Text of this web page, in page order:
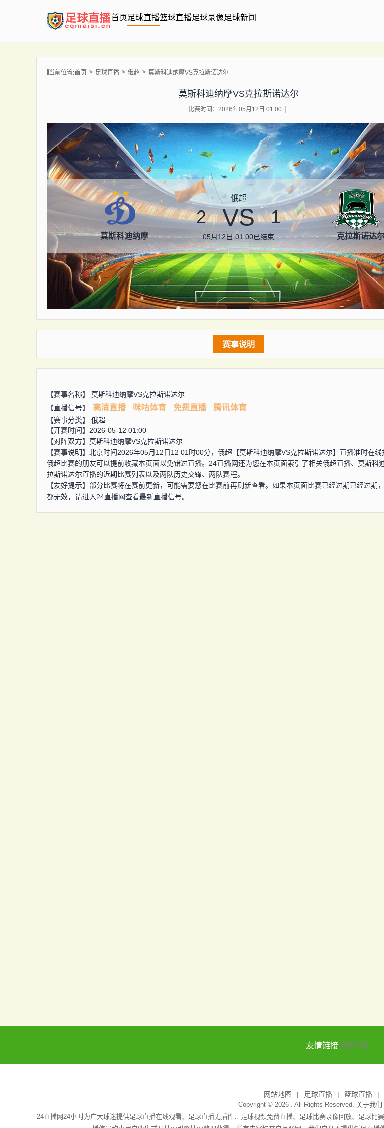
首页足球直播篮球直播足球录像足球新闻
当前位置:首页 足球直播 俄超 莫斯科迪纳摩VS克拉斯诺达尔
莫斯科迪纳摩VS克拉斯诺达尔
比赛时间：2026年05月12日 01:00
莫斯科迪纳摩
俄超
2 VS 1
05月12日 01:00已结束 克拉斯诺达
赛事说明
【赛事名称】 莫斯科迪纳摩VS克拉斯诺达尔
【直播信号】
高清直播 咪咕体育 免费直播 腾讯体育
【赛事分类】 俄超
【开赛时间】2026-05-12 01:00
【对阵双方】 莫斯科迪纳摩VS克拉斯诺达尔
【赛事说明】北京时间2026年05月12日12 01时00分，俄超【莫斯科迪纳摩VS克拉斯诺达尔】直播准时在
俄超比赛的朋友可以提前收藏本页面以免错过直播。24直播网还为您在本页面索引了相关俄超直播、莫斯科
拉斯诺达尔直播的近期比赛列表以及两队历史交锋、两队赛程。
【友好提示】部分比赛将在赛前更新，可能需要您在比赛前再刷新查看。如果本页面比赛已经过期已经过期
都无效，请进入24直播网查看最新直播信号。
友情链接 足球直播
网站地图 足球直播 篮球直播
Copyright © 2026 . All Rights Reserved. 关于我们
24直播网24小时为广大球迷提供足球直播在线观看、足球直播无插件、足球视频免费直播、足球比赛录像回放、足球